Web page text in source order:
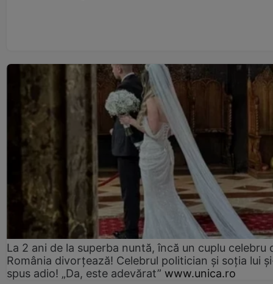
La 2 ani de la superba nuntă, încă un cuplu celebru
România divorțează! Celebrul politician și soția lui
spus adio! „Da, este adevărat” www.unica.ro